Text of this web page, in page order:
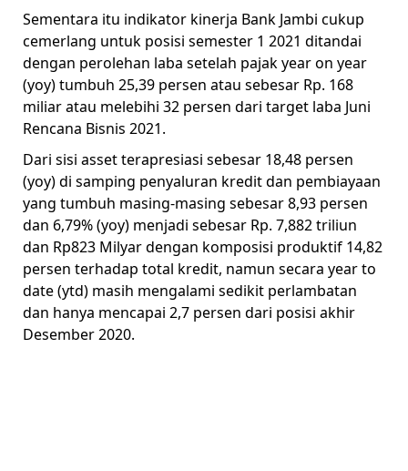
Sementara itu indikator kinerja Bank Jambi cukup
cemerlang untuk posisi semester 1 2021 ditandai
dengan perolehan laba setelah pajak year on year
(yoy) tumbuh 25,39 persen atau sebesar Rp. 168
miliar atau melebihi 32 persen dari target laba Juni
Rencana Bisnis 2021.
Dari sisi asset terapresiasi sebesar 18,48 persen
(yoy) di samping penyaluran kredit dan pembiayaan
yang tumbuh masing-masing sebesar 8,93 persen
dan 6,79% (yoy) menjadi sebesar Rp. 7,882 triliun
dan Rp823 Milyar dengan komposisi produktif 14,82
persen terhadap total kredit, namun secara year to
date (ytd) masih mengalami sedikit perlambatan
dan hanya mencapai 2,7 persen dari posisi akhir
Desember 2020.